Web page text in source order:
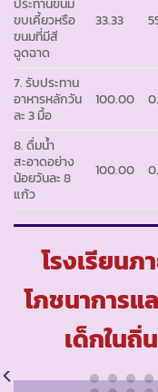
ขบเคี้ยวหรือ
ขนมที่มีสี
ฉูดฉาด
33.33
7. รับประทาน
อาหารหลักวัน
ละ 3 มื้อ
100.00
8. ดื่มน้ำ
สะอาดอย่าง
น้อยวันละ 8
แก้ว
100.00
โรงเรียนภ
โภชนาการแ
เด็กในถิ่